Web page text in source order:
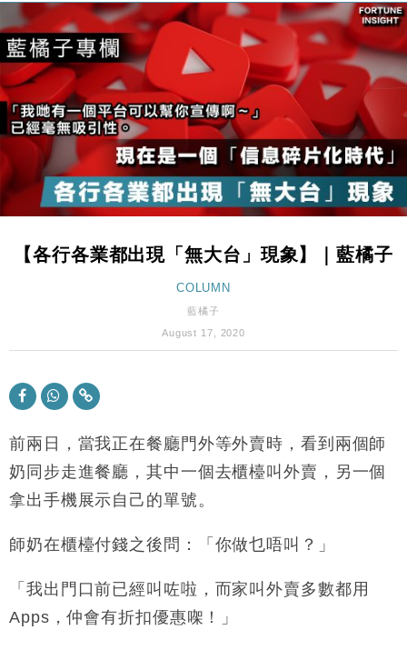
市場落地
14:50
地產｜大酒店中期轉賺2300萬元 斥21億翻新香港及
東京半島
13:12
國際｜特朗普赴洛杉磯高球場活動前 男子攜槍彈被捕
12:30
財經｜香港7月PMI回落至51 企業擴張放慢兼縮減人
11:40
財經｜黑石傳再籌逾360億美元 支援Anthropic租用
Google晶片
10:57
財經｜美商務部擬擴大金屬關稅範圍 14類產品或加徵
18:15
本地｜新世界K11 9月升級會員制度 增鉑金卡級別鎖
財經｜本港6月零售額連升14個月 珠寶鐘錶銷售升勢
財經｜滙控重啟最多10億美元回購 派息比率目標維持
15:59
財經｜SA售股自救後再出手 斥4億美元押注未上市公
11:30
財經｜精星香港夥菜鳥拓全球智慧倉儲市場 加快海外
市場落地
14:50
地產｜大酒店中期轉賺2300萬元 斥21億翻新香港及
東京半島
13:12
國際｜特朗普赴洛杉磯高球場活動前 男子攜槍彈被捕
12:30
財經｜香港7月PMI回落至51 企業擴張放慢兼縮減人
手
11:40
財經｜黑石傳再籌逾360億美元 支援Anthropic租用
【各行各業都出現「無大台」現象】｜藍橘子
COLUMN
藍橘子
August 17, 2020
前兩日，當我正在餐廳門外等外賣時，看到兩個師
奶同步走進餐廳，其中一個去櫃檯叫外賣，另一個
拿出手機展示自己的單號。
師奶在櫃檯付錢之後問：「你做乜唔叫？」
「我出門口前已經叫咗啦，而家叫外賣多數都用
Apps，仲會有折扣優惠㗎！」